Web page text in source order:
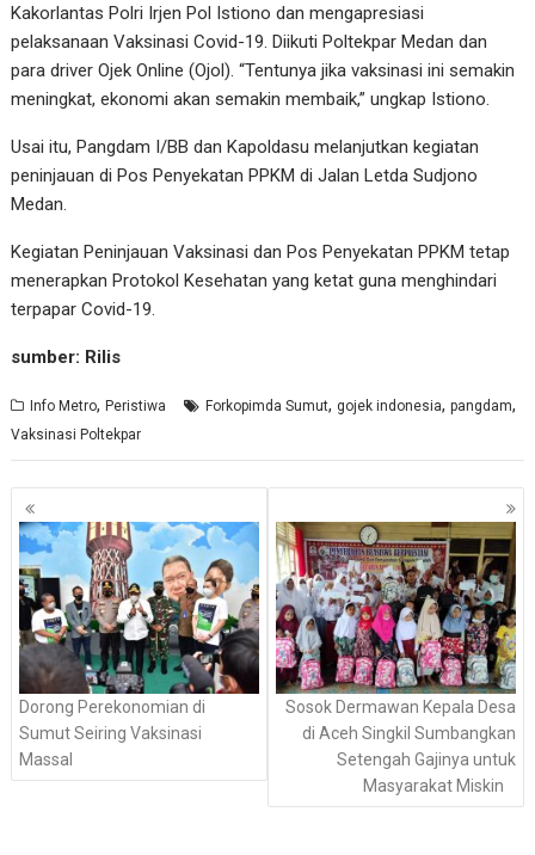
Kakorlantas Polri Irjen Pol Istiono dan mengapresiasi
pelaksanaan Vaksinasi Covid-19. Diikuti Poltekpar Medan dan
para driver Ojek Online (Ojol). “Tentunya jika vaksinasi ini semakin
meningkat, ekonomi akan semakin membaik,” ungkap Istiono.
Usai itu, Pangdam I/BB dan Kapoldasu melanjutkan kegiatan
peninjauan di Pos Penyekatan PPKM di Jalan Letda Sudjono
Medan.
Kegiatan Peninjauan Vaksinasi dan Pos Penyekatan PPKM tetap
menerapkan Protokol Kesehatan yang ketat guna menghindari
terpapar Covid-19.
sumber: Rilis
Info Metro,Peristiwa Forkopimda Sumut, gojek indonesia,pangdam,
Vaksinasi Poltekpar
Navigasi
pos
Dorong Perekonomian di
Sumut Seiring Vaksinasi
Massal
Sosok Dermawan Kepala Desa
di Aceh Singkil Sumbangkan
Setengah Gajinya untuk
Masyarakat Miskin